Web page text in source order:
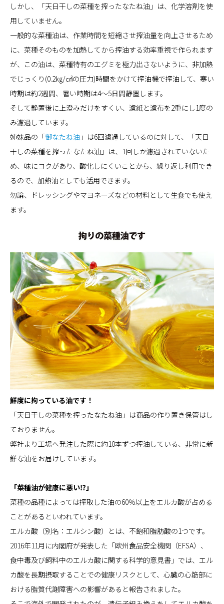
しかし、「天日干しの菜種を搾ったなたね油」は、化学溶剤を使
用していません。
一般的な菜種油は、作業時間を短縮させ搾油量を向上させるため
に、菜種そのものを加熱してから搾油する効率重視で作られます
が、この油は、菜種特有のエグミを極力出さないように、非加熱
でじっくり(0.2㎏/㎠の圧力)時間をかけて搾油機で搾油して、寒い
時期は約2週間、暑い時期は4～5日間静置します。
そして静置後に上澄みだけをすくい、濾紙と濾布を2重にし1度の
み濾過しています。
姉妹品の「御なたね油 」は6回濾過しているのに対して、「天日
干しの菜種を搾ったなたね油」は、1回しか濾過されていないた
め、味にコクがあり、酸化しにくいことから、繰り返し利用でき
るので、加熱油としても活用できます。
勿論、ドレッシングやマヨネーズなどの材料として生食でも使え
ます。
鮮度に拘っている油です！
「天日干しの菜種を搾ったなたね油」は商品の作り置き保管はし
ておりません。
弊社より工場へ発注した際に約10本ずつ搾油している、非常に新
鮮な油をお届けしています。
「菜種油が健康に悪い⁉」
菜種の品種によっては搾取した油の60％以上をエルカ酸が占める
ことがあるといわれています。
エルカ酸（別名：エルシン酸）とは、不飽和脂肪酸の1つです。
2016年11月に内閣府が発表した「欧州食品安全機関（EFSA）、
食中毒及び飼料中のエルカ酸に関する科学的意見書」では、エル
カ酸を長期摂取することでの健康リスクとして、心臓の心筋部に
おける脂質代謝障害への影響があると報告されました。